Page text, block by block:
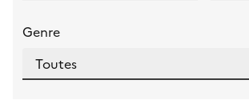
Genre